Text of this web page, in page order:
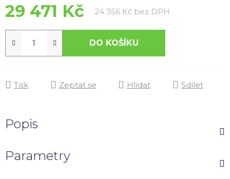
29 471 Kč 24 356 Kč bez DPH
DO KOŠÍKU
Tisk Zeptat se Hlídat Sdílet
Popis
Parametry